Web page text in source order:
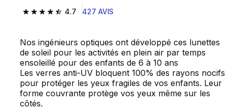
4.7
4.7 out of 5 stars from 427 reviews
427 AVIS
Nos ingénieurs optiques ont développé ces lunettes
de soleil pour les activités en plein air par temps
ensoleillé pour des enfants de 6 à 10 ans
Les verres anti-UV bloquent 100% des rayons nocifs
pour protéger les yeux fragiles de vos enfants. Leur
forme couvrante protège vos yeux même sur les
côtés.